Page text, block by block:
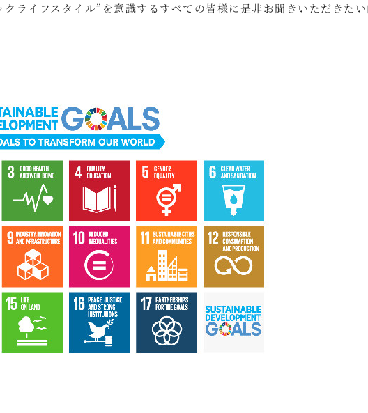
ライフスタイル”を意識するすべての皆様に是非お聞きいただきたい